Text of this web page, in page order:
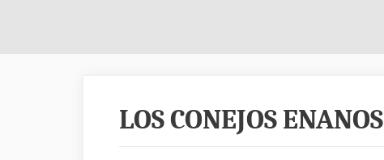
LOS CONEJOS ENANOS